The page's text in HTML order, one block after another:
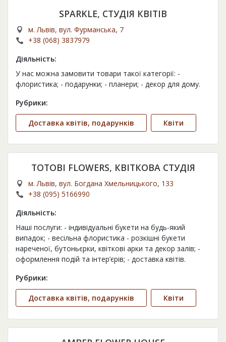
SPARKLE, СТУДІЯ КВІТІВ
м. Львів, вул. Фурманська, 7
+38 (068) 3837979
Діяльність:
У нас можна замовити товари такої категорії: -
флористика; - подарунки; - планери; - декор для дому.
Рубрики:
Доставка квітів, подарунків Квіти
TOTOBI FLOWERS, КВІТКОВА СТУДІЯ
м. Львів, вул. Богдана Хмельницького, 133
+38 (095) 5166990
Діяльність:
Наші послуги: - індивідуальні букети на будь-який
випадок; - весільна флористика - розкішні букети
нареченої, бутоньєрки, квіткові арки та декор залів; -
оформлення подій та інтер’єрів; - доставка квітів.
Рубрики:
Доставка квітів, подарунків Квіти